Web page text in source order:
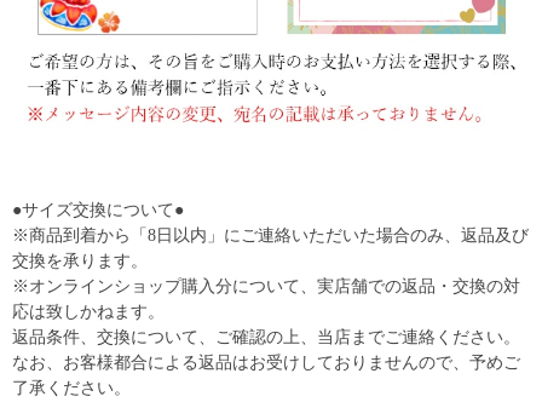
●サイズ交換について●
※商品到着から「8日以内」にご連絡いただいた場合のみ、返品及び
交換を承ります。
※オンラインショップ購入分について、実店舗での返品・交換の対
応は致しかねます。
返品条件、交換について、ご確認の上、当店までご連絡ください。
なお、お客様都合による返品はお受けしておりませんので、予めご
了承ください。